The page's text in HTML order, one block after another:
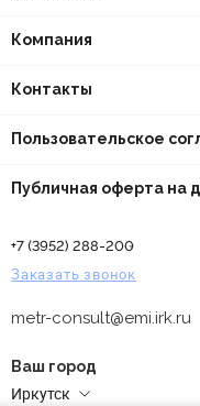
Компания
Контакты
Пользовательское
Публичная оферта на
+7 (3952) 288-200
Заказать звонок
metr-consult@emi.irk.ru
Ваш город
Иркутск